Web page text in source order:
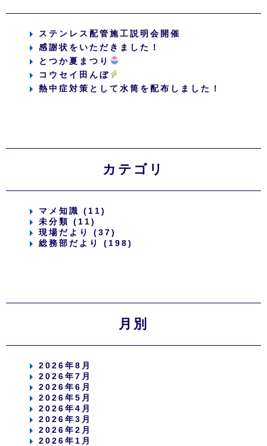
ステンレス配管施工説明会開催
感謝状をいただきました！
とつか夏まつり
コウセイ田んぼ
熱中症対策として水筒を配布しました！
カテゴリ
マメ知識 (11)
未分類 (11)
現場だより (37)
総務部だより (198)
月別
2026年8月
2026年7月
2026年6月
2026年5月
2026年4月
2026年3月
2026年2月
2026年1月